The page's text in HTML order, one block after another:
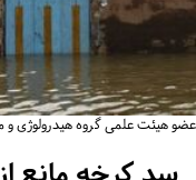
هیئت علمی گروه هیدرولوژی و